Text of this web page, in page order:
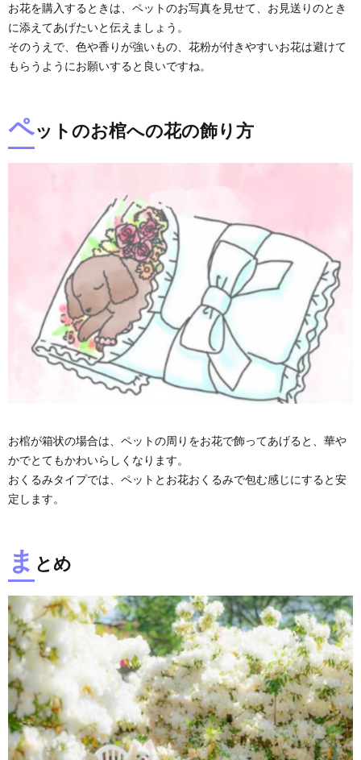
お花を購入するときは、ペットのお写真を見せて、お見送りのとき
に添えてあげたいと伝えましょう。
そのうえで、色や香りが強いもの、花粉が付きやすいお花は避けて
もらうようにお願いすると良いですね。
ペットのお棺への花の飾り方
お棺が箱状の場合は、ペットの周りをお花で飾ってあげると、華や
かでとてもかわいらしくなります。
おくるみタイプでは、ペットとお花おくるみで包む感じにすると安
定します。
ま とめ